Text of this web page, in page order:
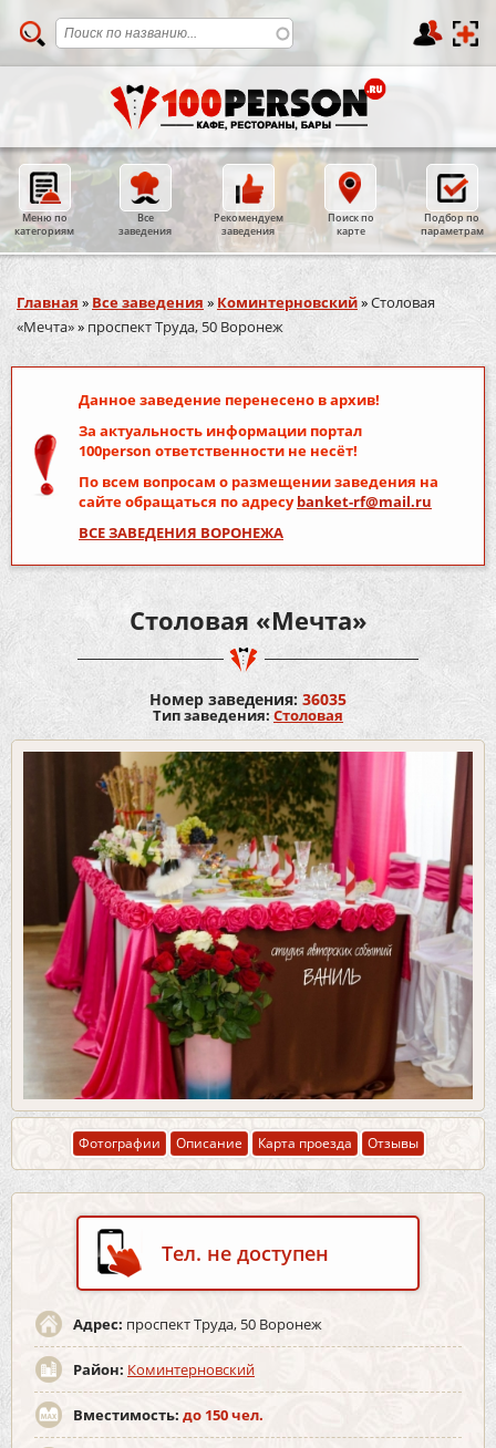
Меню по
категориям
Все
заведения
Рекомендуем
заведения
Поиск по
карте
Подбор по
параметрам
Вы здесь
Главная » Все заведения » Коминтерновский»Столовая
«Мечта»» проспект Труда, 50 Воронеж
Данное заведение перенесено в архив!
За актуальность информации портал
100person ответственности не несёт!
По всем вопросам о размещении заведения на
сайте обращаться по адресуbanket-rf@mail.ru
ВСЕ ЗАВЕДЕНИЯ ВОРОНЕЖА
Столовая «Мечта»
Номер заведения: 36035
Тип заведения: Столовая
Фотографии Описание Карта проезда Отзывы
Тел. не доступен
Адрес: проспект Труда, 50 Воронеж
Район: Коминтерновский
Вместимость: до 150 чел.